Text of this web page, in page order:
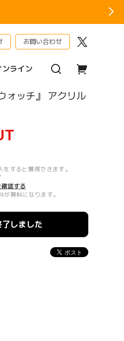
お問い合わせ
ンライン
ォッチ』 アクリル
をすると獲得できます。
認する
無料になります。
しました